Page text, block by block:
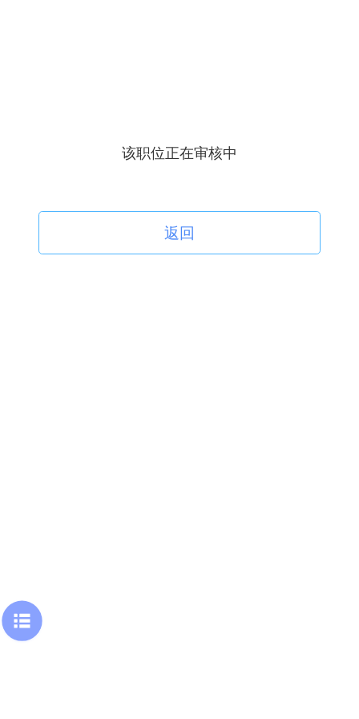
该职位正在审核中
返回